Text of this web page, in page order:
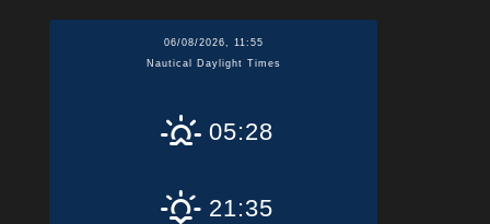
06/08/2026, 11:55
Nautical Daylight Times
05:28
21:35